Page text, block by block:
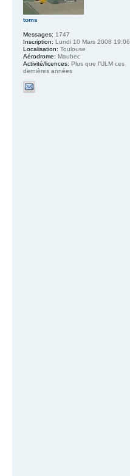
toms
Messages: 1747
Inscription: Lundi 10 Mars 2008 19:06
Localisation: Toulouse
Aérodrome: Maubec
Activité/licences: Plus que l'ULM ces
dernières années